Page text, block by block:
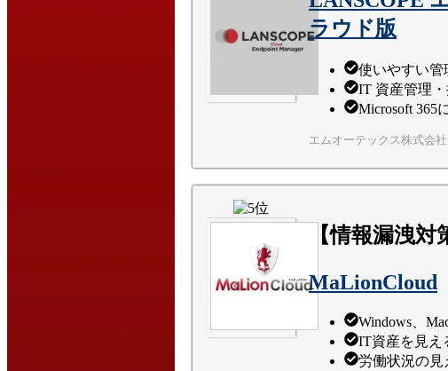
ラウド版
使いやすい管
IT 資産管理
Microsoft 365
エムオーテックス株式会社
【情報漏洩
MaLionCloud
Windows、
IT資産を見え
労働状況の見